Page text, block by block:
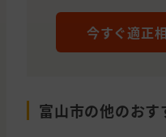
今すぐ適正
富山市の他のお